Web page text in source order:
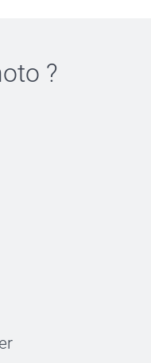
?